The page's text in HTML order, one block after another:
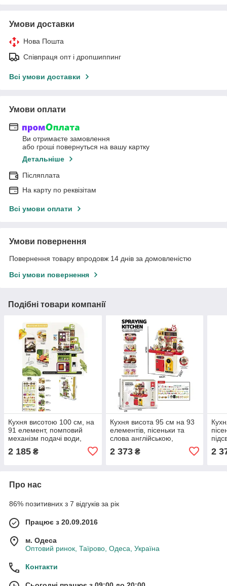
Умови доставки
Нова Пошта
Співпраця опт і дропшиппинг
Всі умови доставки
Умови оплати
Ви отримаєте замовлення
або гроші повернуться на вашу картку
Детальніше
Післяплата
На карту по реквізітам
Всі умови оплати
Умови повернення
Повернення товару впродовж 14 днів за домовленістю
Всі умови повернення
Подібні товари компанії
Кухня висотою 100 см, на
91 елемент, помповий
механізм подачі води,
мікрохвильова піч,
2 185 ₴
Кухня висота 95 см на 93
елементів, пісеньки та
слова англійською,
парогенератор, помпова
2 373₴ 2
Про нас
86% позитивних з 7 відгуків за рік
Працює з 20.09.2016
м. Одеса
Оптовий ринок, Таїрово, Одеса, Україна
Контакти